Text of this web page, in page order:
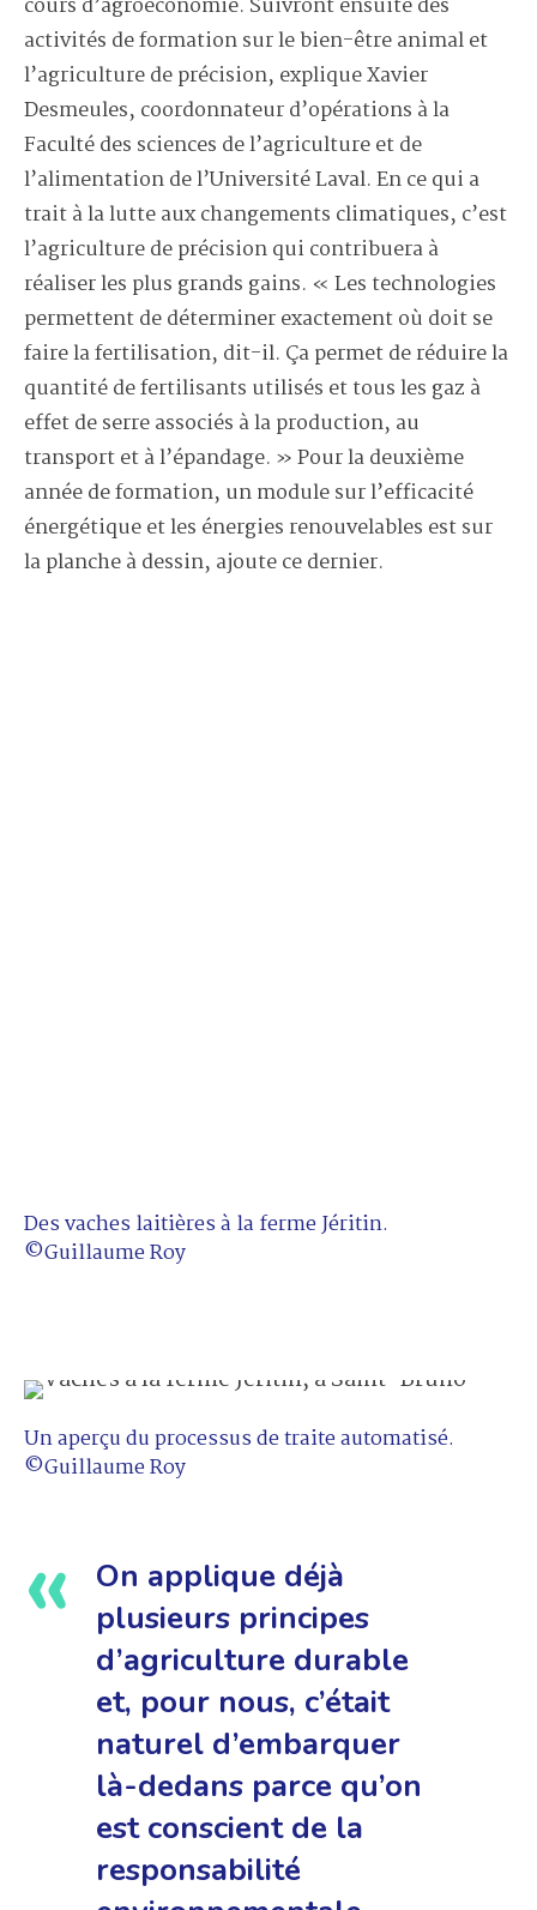
cours d’agroéconomie. Suivront ensuite des
activités de formation sur le bien-être animal et
l’agriculture de précision, explique Xavier
Desmeules, coordonnateur d’opérations à la
Faculté des sciences de l’agriculture et de
l’alimentation de l’Université Laval. En ce qui a
trait à la lutte aux changements climatiques, c’est
l’agriculture de précision qui contribuera à
réaliser les plus grands gains. « Les technologies
permettent de déterminer exactement où doit se
faire la fertilisation, dit-il. Ça permet de réduire la
quantité de fertilisants utilisés et tous les gaz à
effet de serre associés à la production, au
transport et à l’épandage. » Pour la deuxième
année de formation, un module sur l’efficacité
énergétique et les énergies renouvelables est sur
la planche à dessin, ajoute ce dernier.
Des vaches laitières à la ferme Jéritin.
©Guillaume Roy
Un aperçu du processus de traite automatisé.
©Guillaume Roy
On applique déjà
plusieurs principes
d’agriculture durable
et, pour nous, c’était
naturel d’embarquer
là-dedans parce qu’on
est conscient de la
responsabilité